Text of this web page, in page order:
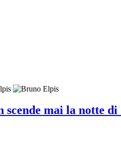
scende mai la notte